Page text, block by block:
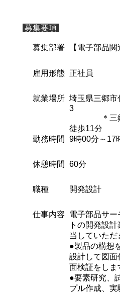
募集要項
募集部署 【電子部品
雇用形態 正社員
就業場所 埼玉県三郷市
3
＊三郷
徒歩11分
勤務時間
9時00分～17
休憩時間 60分
職種 開発設計
仕事内容
電子部品サー
トの開発設
当していただ
●製品の構想
設計して図面
面検証をしま
●要素研究、
プル作成、実